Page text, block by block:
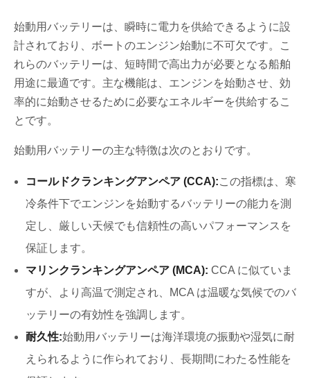
始動用バッテリーは、瞬時に電力を供給できるように設
計されており、ボートのエンジン始動に不可欠です。こ
れらのバッテリーは、短時間で高出力が必要となる船舶
用途に最適です。主な機能は、エンジンを始動させ、効
率的に始動させるために必要なエネルギーを供給するこ
とです。
始動用バッテリーの主な特徴は次のとおりです。
コールドクランキングアンペア (CCA):この指標は、寒
冷条件下でエンジンを始動するバッテリーの能力を測
定し、厳しい天候でも信頼性の高いパフォーマンスを
保証します。
マリンクランキングアンペア (MCA): CCA に似ていま
すが、より高温で測定され、MCA は温暖な気候でのバ
ッテリーの有効性を強調します。
耐久性:始動用バッテリーは海洋環境の振動や湿気に耐
えられるように作られており、長期間にわたる性能を